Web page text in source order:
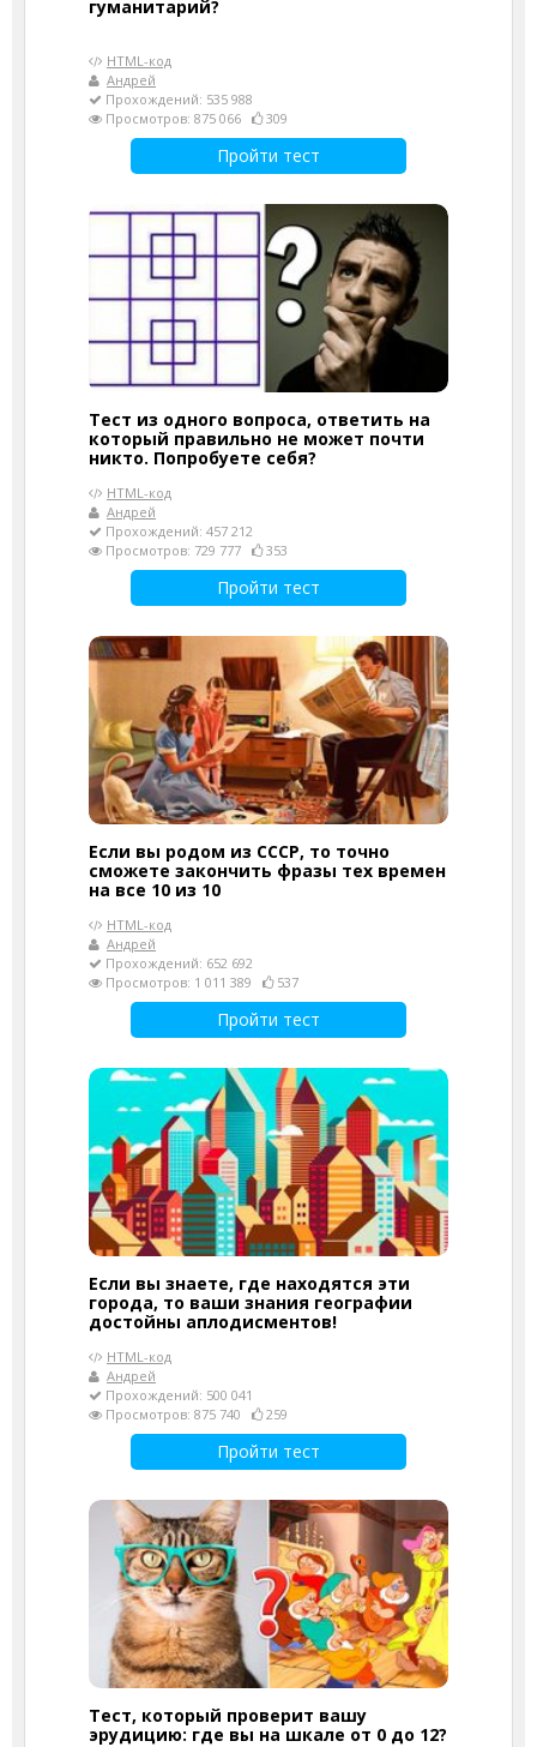
гуманитарий?
HTML-код
Андрей
Прохождений: 535 988
Просмотров: 875 066
309
Пройти тест
Тест из одного вопроса, ответить на
который правильно не может почти
никто. Попробуете себя?
HTML-код
Андрей
Прохождений: 457 212
Просмотров: 729 777
353
Пройти тест
Если вы родом из СССР, то точно
сможете закончить фразы тех времен
на все 10 из 10
HTML-код
Андрей
Прохождений: 652 692
Просмотров: 1 011 389
537
Пройти тест
Если вы знаете, где находятся эти
города, то ваши знания географии
достойны аплодисментов!
HTML-код
Андрей
Прохождений: 500 041
Просмотров: 875 740
259
Пройти тест
Тест, который проверит вашу
эрудицию: где вы на шкале от 0 до 12?